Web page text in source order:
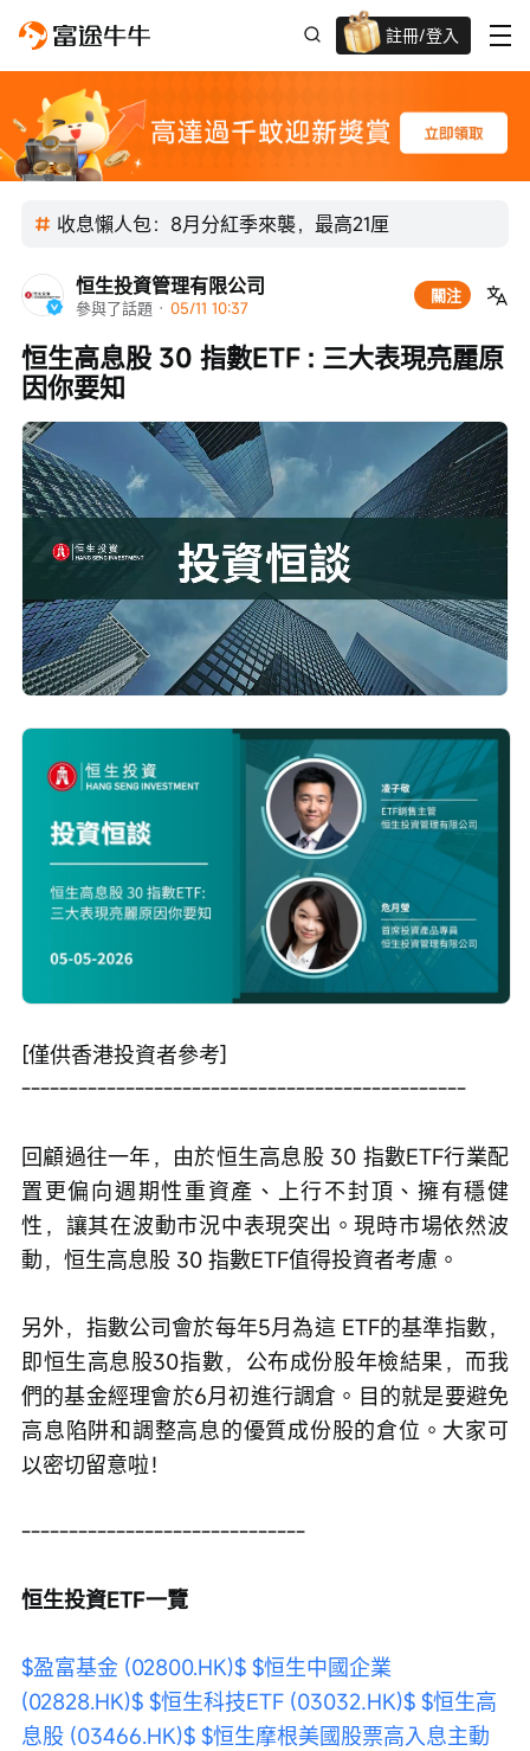
註冊/登入
迎新驚喜賞 股票/BTC等任你揀!
收息懶人包：8月分紅季來襲，最高21厘
恒生投資管理有限公司
參與了話題 · 05/11 10:37
關注
恒生高息股 30 指數ETF : 三大表現亮麗原
因你要知
取
消
靜
/
Loaded:
0%
Progress:
0%
播
放
度
[僅供香港投資者參考]
-----------------------------------------------
回顧過往一年，由於恒生高息股 30 指數ETF行業配
置更偏向週期性重資產、上行不封頂、擁有穩健
性，讓其在波動市況中表現突出。現時市場依然波
動，恒生高息股 30 指數ETF值得投資者考慮。
另外，指數公司會於每年5月為這 ETF的基準指數，
即恒⽣⾼息股30指數，公布成份股年檢結果，而我
們的基金經理會於6月初進行調倉。目的就是要避免
高息陷阱和調整高息的優質成份股的倉位。大家可
以密切留意啦！
------------------------------
恒生投資ETF一覽
$盈富基金 (02800.HK)$ $恒生中國企業
(02828.HK)$ $恒生科技ETF (03032.HK)$ $恒生高
息股 (03466.HK)$ $恒生摩根美國股票高入息主動